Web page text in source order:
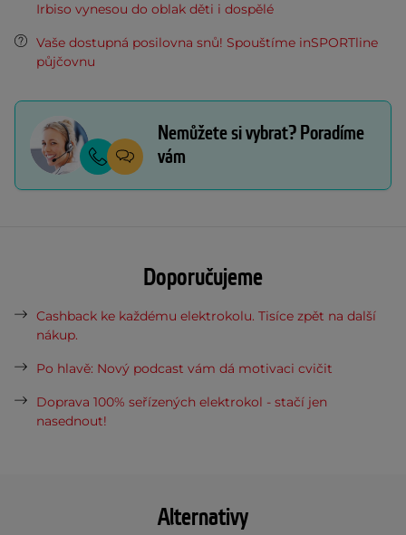
Alternativy
Irbiso vynesou do oblak děti i dospělé
Vaše dostupná posilovna snů! Spouštíme inSPORTline
půjčovnu
Nemůžete si vybrat? Poradíme
vám
Doporučujeme
Cashback ke každému elektrokolu. Tisíce zpět na další
nákup.
Po hlavě: Nový podcast vám dá motivaci cvičit
Doprava 100% seřízených elektrokol - stačí jen
nasednout!